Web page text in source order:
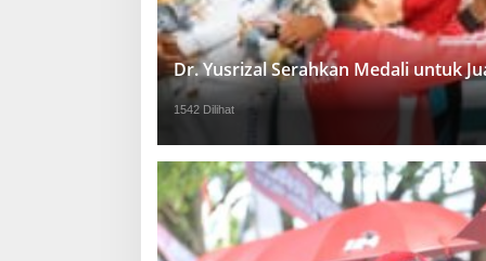
Dr. Yusrizal Serahkan Medali untuk
1542 Dilihat